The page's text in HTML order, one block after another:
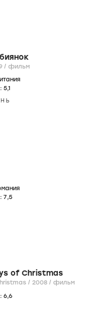
/ фильм
5,1
7,5
of Christmas
Gavin & Stacey: 12 Days of Christmas / 2008 / фильм
6,6